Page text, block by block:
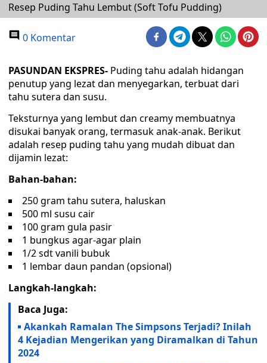
Resep Puding Tahu Lembut (Soft Tofu Pudding)
0 Komentar
PASUNDAN EKSPRES- Puding tahu adalah hidangan
penutup yang lezat dan menyegarkan, terbuat dari
tahu sutera dan susu.
Teksturnya yang lembut dan creamy membuatnya
disukai banyak orang, termasuk anak-anak. Berikut
adalah resep puding tahu yang mudah dibuat dan
dijamin lezat:
Bahan-bahan:
250 gram tahu sutera, haluskan
500 ml susu cair
100 gram gula pasir
1 bungkus agar-agar plain
1/2 sdt vanili bubuk
1 lembar daun pandan (opsional)
Langkah-langkah:
Baca Juga:
Akankah Ramalan The Simpsons Terjadi? Inilah
4 Kejadian Mengerikan yang Diramalkan di Tahun
2024